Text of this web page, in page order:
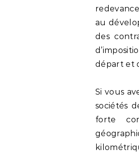
au
des
départ et
Si vous
sociétés
forte